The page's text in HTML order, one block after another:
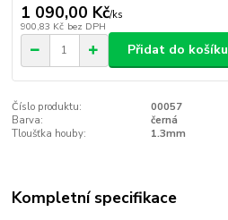
1 090,00 Kč/ks
900,83 Kč bez DPH
Přidat do košíku
Číslo produktu:
00057
Barva:
černá
Tloušťka houby:
1.3mm
Kompletní specifikace